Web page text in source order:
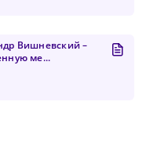
Вишневский –
ме...